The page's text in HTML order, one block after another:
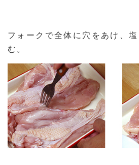
フォークで全体に穴をあけ、
む。